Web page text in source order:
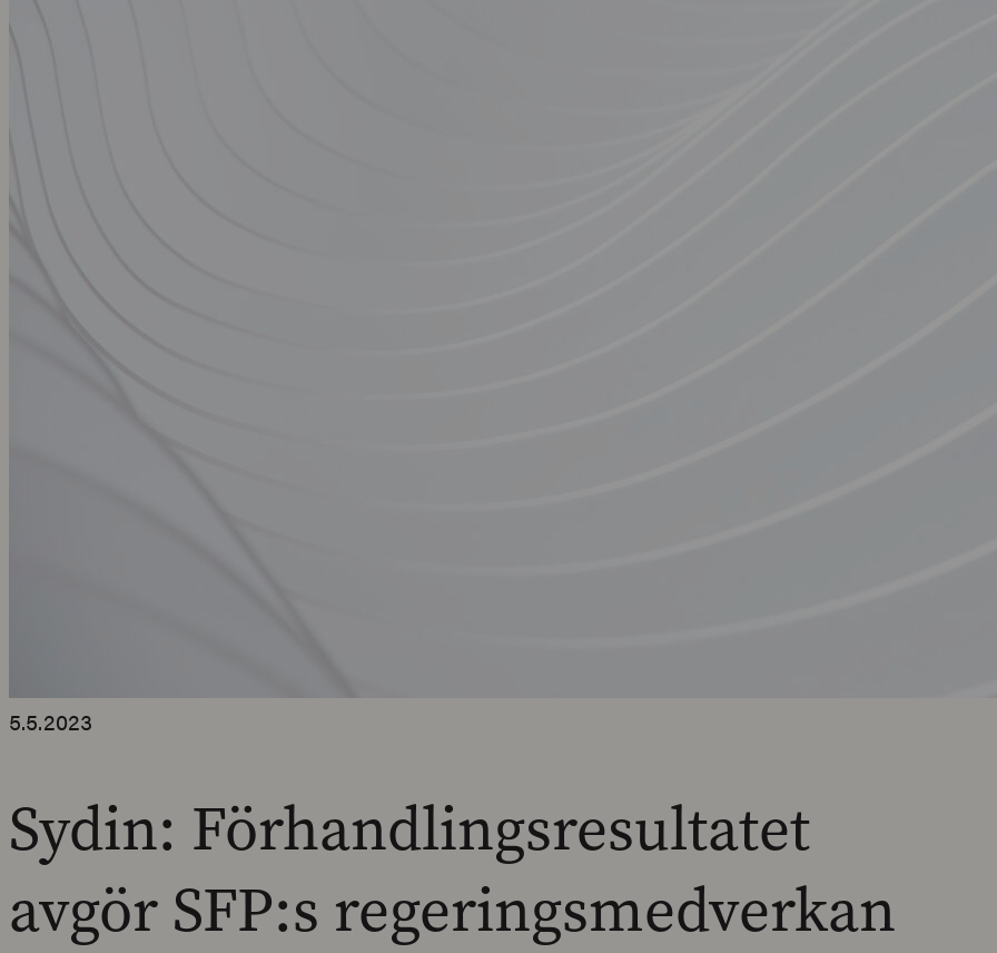
5.5.2023
Sydin: Förhandlingsresultatet
avgör SFP:s regeringsmedverkan